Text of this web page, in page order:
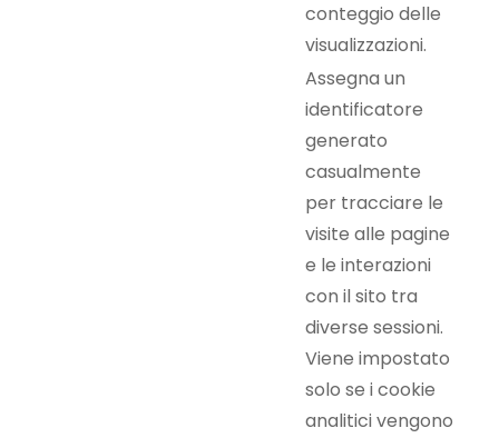
conteggio delle
visualizzazioni.
Assegna un
identificatore
generato
casualmente
per tracciare le
visite alle pagine
e le interazioni
con il sito tra
diverse sessioni.
Viene impostato
solo se i cookie
analitici vengono